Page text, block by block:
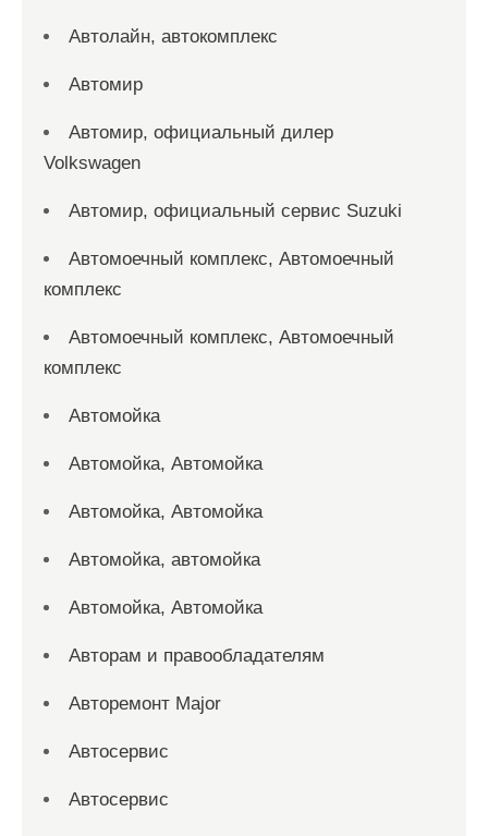
Автолайн, автокомплекс
Автомир
Автомир, официальный дилер
Volkswagen
Автомир, официальный сервис Suzuki
Автомоечный комплекс, Автомоечный
комплекс
Автомоечный комплекс, Автомоечный
комплекс
Автомойка
Автомойка, Автомойка
Автомойка, Автомойка
Автомойка, автомойка
Автомойка, Автомойка
Авторам и правообладателям
Авторемонт Major
Автосервис
Автосервис